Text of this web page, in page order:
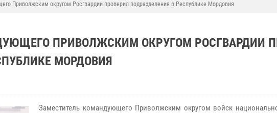
Приволжским округом Росгвардии проверил подразделения в Республике Мордовия
ПРИВОЛЖСКИМ ОКРУГОМ РОСГВАРДИИ
МОРДОВИЯ
Заместитель командующего Приволжским округом войск